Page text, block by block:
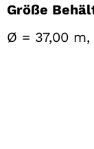
Größe
Ø = 37,00 m,